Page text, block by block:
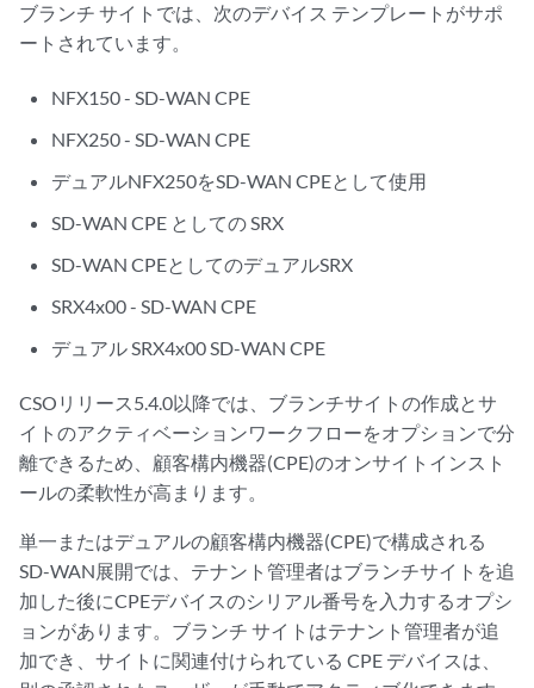
ブランチ サイトでは、次のデバイス テンプレートがサポ
ートされています。
NFX150 - SD-WAN CPE
NFX250 - SD-WAN CPE
デュアルNFX250をSD-WAN CPEとして使用
SD-WAN CPE としての SRX
SD-WAN CPEとしてのデュアルSRX
SRX4x00 - SD-WAN CPE
デュアル SRX4x00 SD-WAN CPE
CSOリリース5.4.0以降では、ブランチサイトの作成とサ
イトのアクティベーションワークフローをオプションで分
離できるため、顧客構内機器(CPE)のオンサイトインスト
ールの柔軟性が高まります。
単一またはデュアルの顧客構内機器(CPE)で構成される
SD-WAN展開では、テナント管理者はブランチサイトを追
加した後にCPEデバイスのシリアル番号を入力するオプシ
ョンがあります。ブランチ サイトはテナント管理者が追
加でき、サイトに関連付けられている CPE デバイスは、